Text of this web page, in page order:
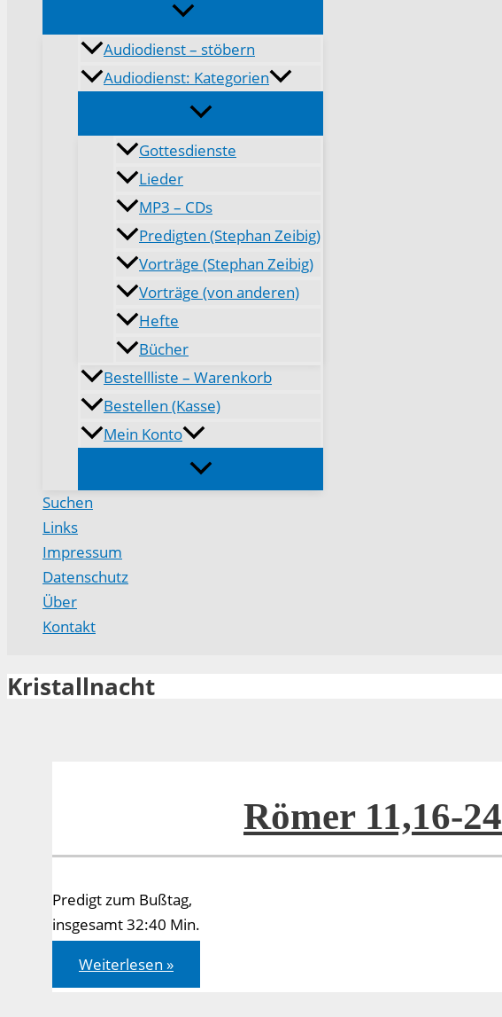
Audiodienst – stöbern
Audiodienst: Kategorien
Gottesdienste
Lieder
MP3 – CDs
Predigten (Stephan Zeibig)
Vorträge (Stephan Zeibig)
Vorträge (von anderen)
Hefte
Bücher
Bestellliste – Warenkorb
Bestellen (Kasse)
Mein Konto
Suchen
Links
Impressum
Datenschutz
Über
Kontakt
Kristallnacht
Römer 11,16-24
Predigt zum Bußtag,
insgesamt 32:40 Min.
Römer
11,16-
24
Weiterlesen »